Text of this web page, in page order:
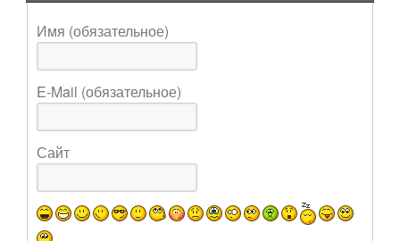
Имя (обязательное)
E-Mail (обязательное)
Сайт